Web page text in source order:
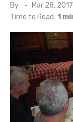
By
Posted
on
Mar 28, 2017
Time to Read: 1